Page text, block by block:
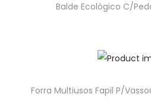
Balde Ecológico C/
Forra Multiusos Fapil P/